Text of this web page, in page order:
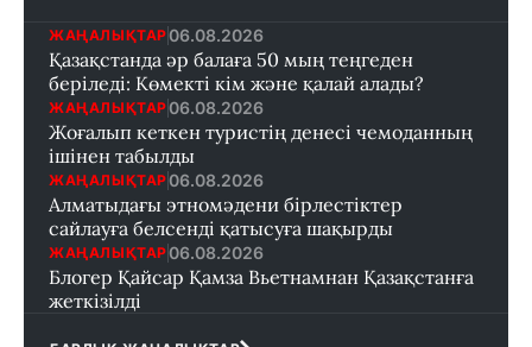
ЖАҢАЛЫҚТАР 06.08.2026
Қазақстанда әр балаға 50 мың теңгеден
беріледі: Көмекті кім және қалай алады?
ЖАҢАЛЫҚТАР 06.08.2026
Жоғалып кеткен туристің денесі чемоданның
ішінен табылды
ЖАҢАЛЫҚТАР 06.08.2026
Алматыдағы этномәдени бірлестіктер
сайлауға белсенді қатысуға шақырды
ЖАҢАЛЫҚТАР 06.08.2026
Блогер Қайсар Қамза Вьетнамнан Қазақстанға
жеткізілді